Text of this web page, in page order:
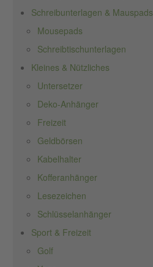
Schreibunterlagen & Mauspads
Mousepads
Schreibtischunterlagen
Kleines & Nützliches
Untersetzer
Deko-Anhänger
Freizeit
Geldbörsen
Kabelhalter
Kofferanhänger
Lesezeichen
Schlüsselanhänger
Sport & Freizeit
Golf